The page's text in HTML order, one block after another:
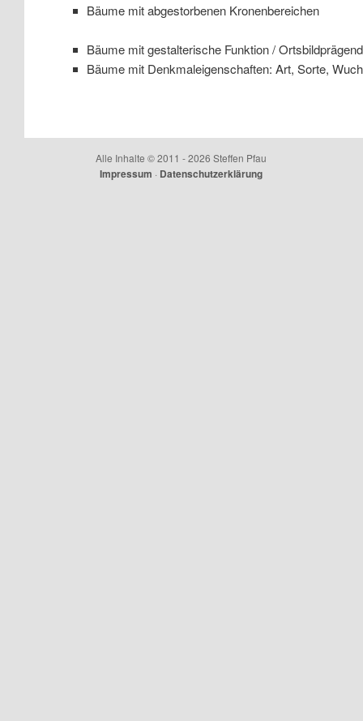
Bäume mit abgestorbenen Kronenbereichen
Bäume mit gestalterische Funktion / Ortsbildprägend
Bäume mit Denkmaleigenschaften: Art, Sorte,
Alle Inhalte © 2011 - 2026 Steffen Pfau
Impressum · Datenschutzerklärung